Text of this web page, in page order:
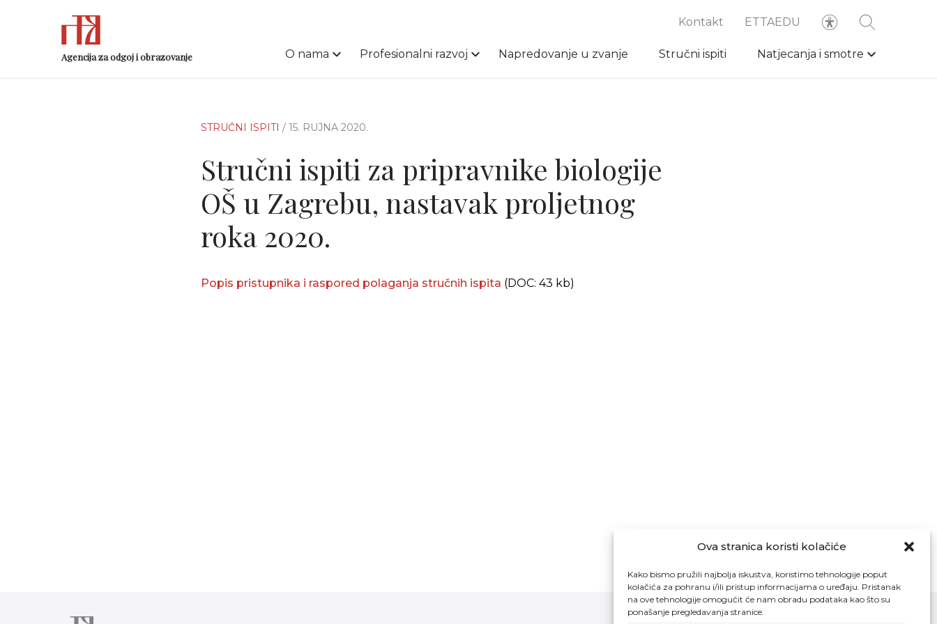
Ova stranica koristi kolačiće
Kako bismo pružili najbolja iskustva, koristimo tehnologije poput
kolačića za pohranu i/ili pristup informacijama o uređaju. Pristanak
na ove tehnologije omogućit će nam obradu podataka kao što su
ponašanje pregledavanja stranice.
Agencija za odgoj i obrazovanje
Kontakt ETTAEDU
O nama Profesionalni razvoj Napredovanje u zvanje Stručni ispiti Natjecanja i smotre
STRUČNI ISPITI / 15. RUJNA 2020.
Stručni ispiti za pripravnike biologije
OŠ u Zagrebu, nastavak proljetnog
roka 2020.
Popis pristupnika i raspored polaganja stručnih ispita (DOC: 43 kb)